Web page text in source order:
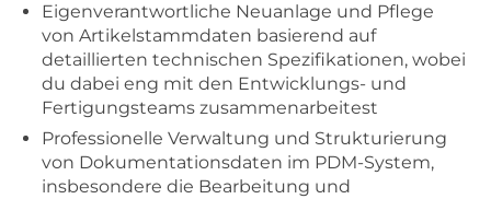
Eigenverantwortliche Neuanlage und Pflege
von Artikelstammdaten basierend auf
detaillierten technischen Spezifikationen, wobei
du dabei eng mit den Entwicklungs- und
Fertigungsteams zusammenarbeitest
Professionelle Verwaltung und Strukturierung
von Dokumentationsdaten im PDM-System,
insbesondere die Bearbeitung und